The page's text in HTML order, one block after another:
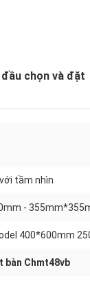
chọn và đặt
tầm nhìn
-
400*600mm
bàn Chmt48vb